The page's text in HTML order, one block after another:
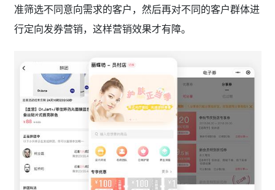
准筛选不同意向需求的客户，然后再对不同的客户群体进
行定向发券营销，这样营销效果才有障。